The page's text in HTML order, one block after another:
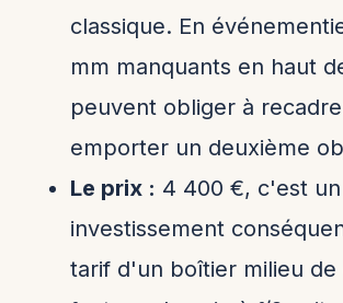
classique. En
mm manquants en haut
peuvent obliger à
emporter un deuxième
Le prix : 4 400 €, c'est un
investissement
tarif d'un boîtier milieu de